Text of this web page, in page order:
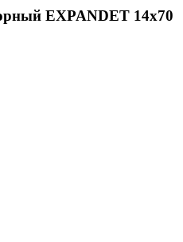
EXPANDET 14х70